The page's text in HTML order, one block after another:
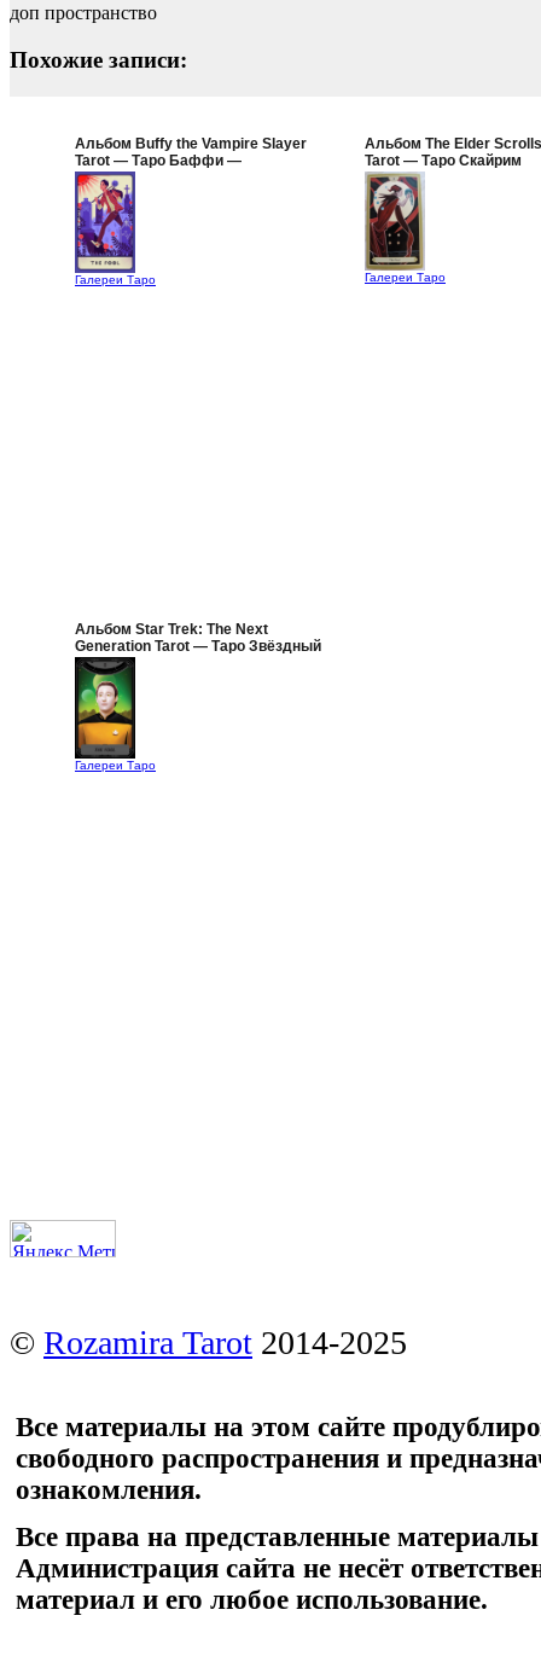
доп пространство
Похожие записи:
Альбом Buffy the Vampire Slayer
Tarot — Таро Баффи —
Истребительница Вампиров
Галереи Таро
Альбом The Elder
Tarot — Таро Скайрим
Галереи Таро
Альбом Star Trek: The Next
Generation Tarot — Таро Звёздный
Путь: Следующее поколение
Галереи Таро
© Rozamira Tarot 2014-2025
Все материалы на этом сайте
свободного распространения и
ознакомления.
Все права на представленные
Администрация сайта не несёт
материал и его любое использование.